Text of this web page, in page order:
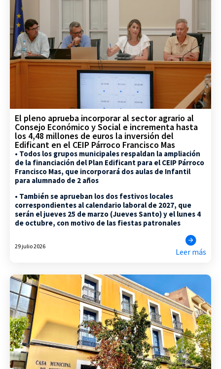
El pleno aprueba incorporar al sector agrario al
Consejo Económico y Social e incrementa hasta
los 4,48 millones de euros la inversión del
Edificant en el CEIP Párroco Francisco Mas
• Todos los grupos municipales respaldan la ampliación
de la financiación del Plan Edificant para el CEIP Párroco
Francisco Mas, que incorporará dos aulas de Infantil
para alumnado de 2 años
• También se aprueban los dos festivos locales
correspondientes al calendario laboral de 2027, que
serán el jueves 25 de marzo (Jueves Santo) y el lunes 4
de octubre, con motivo de las fiestas patronales
29 julio 2026
Leer más